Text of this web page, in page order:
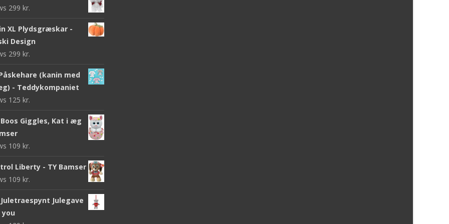
299 kr.
XL Plydsgræskar -
Design
299 kr.
(kanin med
- Teddykompaniet
125 kr.
Giggles, Kat i æg
109 kr.
Liberty - TY Bamser
109 kr.
Julegave